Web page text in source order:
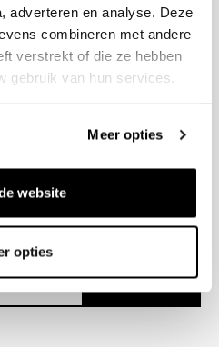
adverteren en analyse. Deze
combineren met andere
verstrekt of die ze hebben
gebruik van hun services.
Meer opties
website
opties